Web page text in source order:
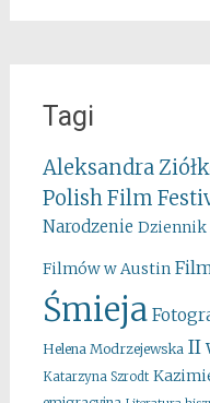
Tagi
Aleksandra
Polish Film
Narodzenie Dziennik
Filmów w Austin
Śmieja
Helena Modrzejewska II
Katarzyna Szrodt